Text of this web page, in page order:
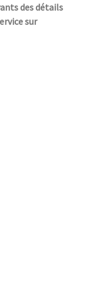
des détails
sur